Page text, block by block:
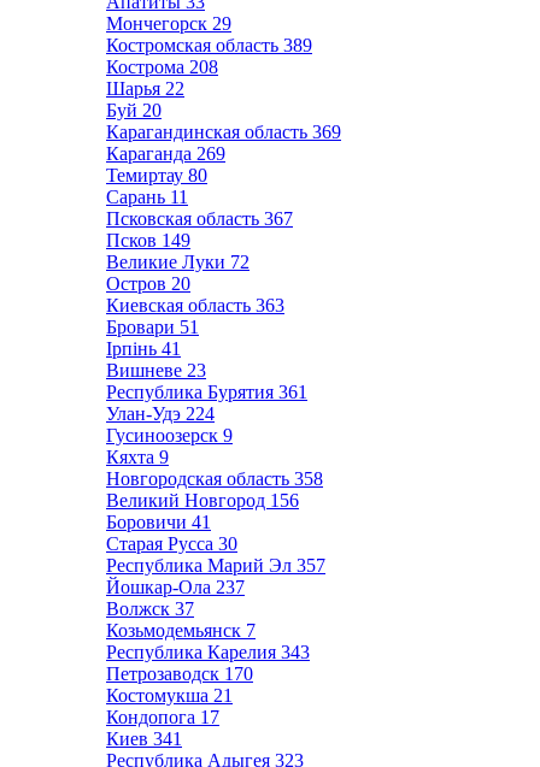
Мончегорск 29
Костромская область 389
Кострома 208
Шарья 22
Буй 20
Карагандинская область 369
Караганда 269
Темиртау 80
Сарань 11
Псковская область 367
Псков 149
Великие Луки 72
Остров 20
Киевская область 363
Бровари 51
Ірпінь 41
Вишневе 23
Республика Бурятия 361
Улан-Удэ 224
Гусиноозерск 9
Кяхта 9
Новгородская область 358
Великий Новгород 156
Боровичи 41
Старая Русса 30
Республика Марий Эл 357
Йошкар-Ола 237
Волжск 37
Козьмодемьянск 7
Республика Карелия 343
Петрозаводск 170
Костомукша 21
Кондопога 17
Киев 341
Республика Адыгея 323